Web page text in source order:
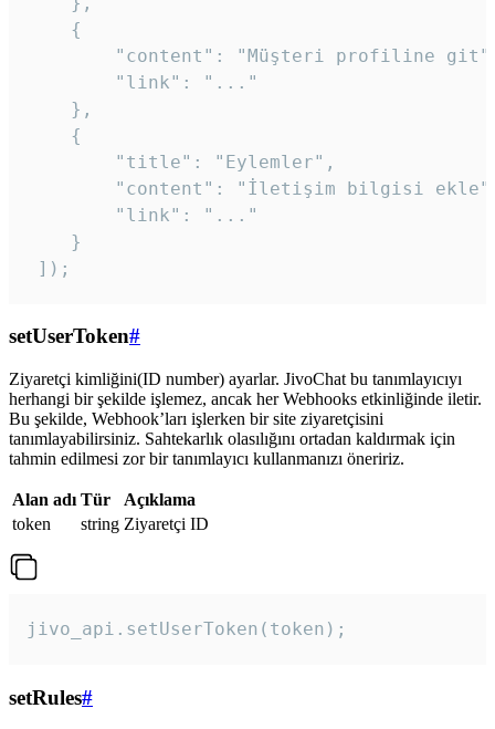
    {
"content": "Müşteri profiline
        "link": "..."
    },
    {
        "title": "Eylemler",
"content": "İletişim bilgisi
        "link": "..."
    }
]);
setUserToken#
Ziyaretçi kimliğini(ID number) ayarlar. JivoChat bu tanımlayıcıyı
herhangi bir şekilde işlemez, ancak her Webhooks etkinliğinde iletir.
Bu şekilde, Webhook’ları işlerken bir site ziyaretçisini
tanımlayabilirsiniz. Sahtekarlık olasılığını ortadan kaldırmak için
tahmin edilmesi zor bir tanımlayıcı kullanmanızı öneririz.
Alan adı Tür
Açıklama
token
string Ziyaretçi ID
jivo_api.setUserToken(token);
setRules#